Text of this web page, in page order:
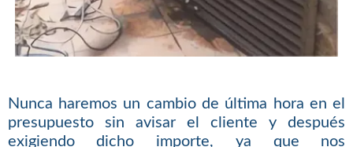
Nunca haremos un cambio de última hora en el
presupuesto sin avisar el cliente y después
exigiendo dicho importe, ya que nos